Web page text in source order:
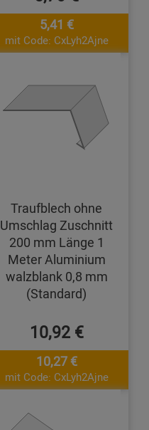
5,41 €
mit Code: CxLyh2Ajne
Traufblech ohne
Umschlag Zuschnitt
200 mm Länge 1
Meter Aluminium
walzblank 0,8 mm
(Standard)
10,92 €
10,27 €
mit Code: CxLyh2Ajne